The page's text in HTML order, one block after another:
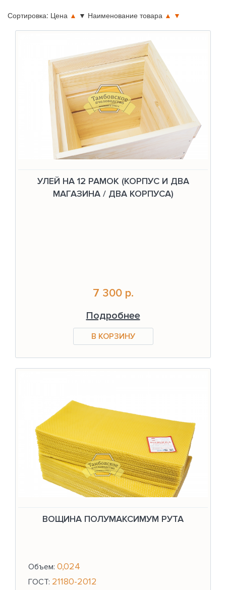
Сортировка: Цена ▲ ▼ Наименование товара ▲ ▼
УЛЕЙ НА 12 РАМОК (КОРПУС И ДВА
МАГАЗИНА / ДВА КОРПУСА)
7 300 р.
Подробнее
ВОЩИНА ПОЛУМАКСИМУМ РУТА
Объем: 0,024
ГОСТ: 21180-2012